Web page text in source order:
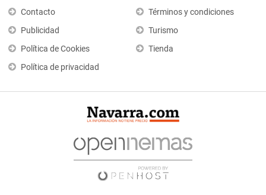
Contacto
Publicidad
Política de Cookies
Política de privacidad
Términos y condiciones
Turismo
Tienda